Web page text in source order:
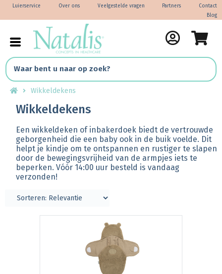
Contact
Partners
Veelgestelde vragen
Over ons
Luierservice
Blog
Wikkeldekens
Wikkeldekens
Een wikkeldeken of inbakerdoek biedt de vertrouwde
geborgenheid die een baby ook in de buik voelde. Dit
helpt je kindje om te ontspannen en rustiger te slapen
door de bewegingsvrijheid van de armpjes iets te
beperken. Vóór 14:00 uur besteld is vandaag
verzonden!